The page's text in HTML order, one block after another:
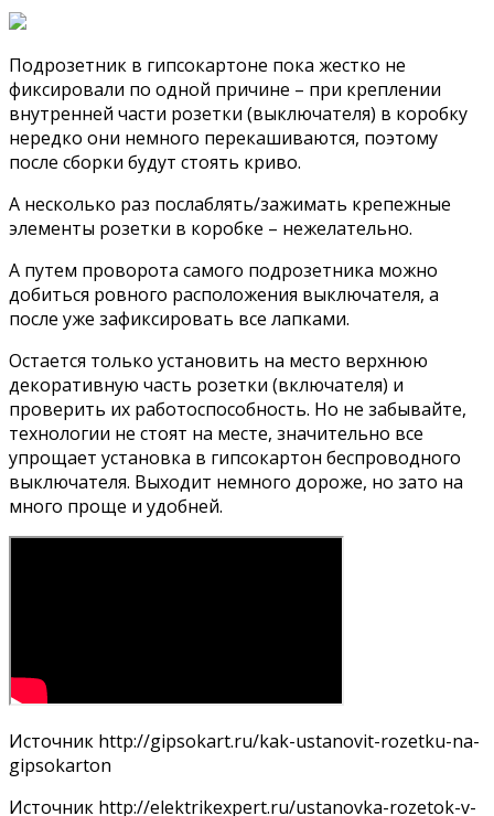
Подрозетник в гипсокартоне пока жестко не
фиксировали по одной причине – при креплении
внутренней части розетки (выключателя) в коробку
нередко они немного перекашиваются, поэтому
после сборки будут стоять криво.
А несколько раз послаблять/зажимать крепежные
элементы розетки в коробке – нежелательно.
А путем проворота самого подрозетника можно
добиться ровного расположения выключателя, а
после уже зафиксировать все лапками.
Остается только установить на место верхнюю
декоративную часть розетки (включателя) и
проверить их работоспособность. Но не забывайте,
технологии не стоят на месте, значительно все
упрощает установка в гипсокартон беспроводного
выключателя. Выходит немного дороже, но зато на
много проще и удобней.
Источник http://gipsokart.ru/kak-ustanovit-rozetku-na-
gipsokarton
Источник http://elektrikexpert.ru/ustanovka-rozetok-v-